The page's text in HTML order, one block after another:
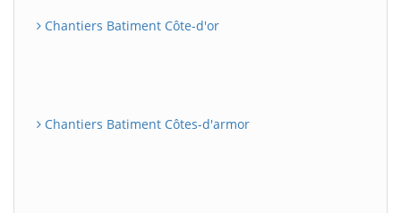
Chantiers Batiment Côte-d'or
Chantiers Batiment Côtes-d'armor